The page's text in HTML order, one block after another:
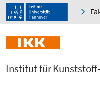
Institut für